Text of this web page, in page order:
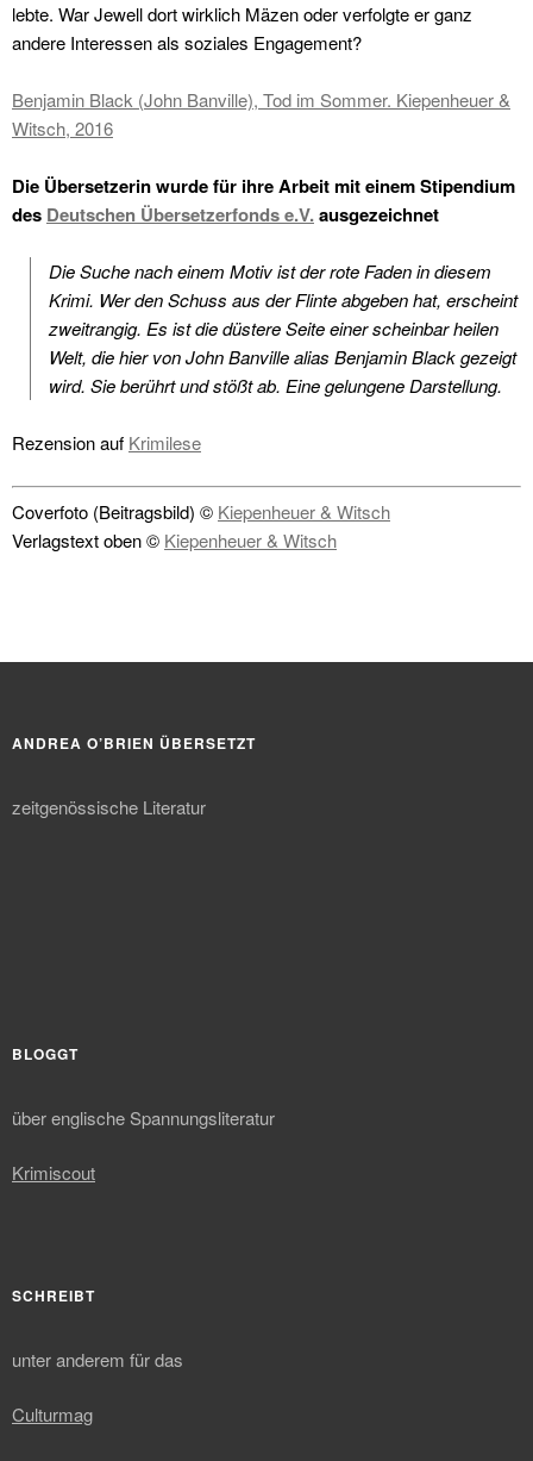
lebte. War Jewell dort wirklich Mäzen oder verfolgte er ganz
andere Interessen als soziales Engagement?
Benjamin Black (John Banville), Tod im Sommer. Kiepenheuer &
Witsch, 2016
Die Übersetzerin wurde für ihre Arbeit mit einem Stipendium
des Deutschen Übersetzerfonds e.V.ausgezeichnet
Die Suche nach einem Motiv ist der rote Faden in diesem
Krimi. Wer den Schuss aus der Flinte abgeben hat, erscheint
zweitrangig. Es ist die düstere Seite einer scheinbar heilen
Welt, die hier von John Banville alias Benjamin Black gezeigt
wird. Sie berührt und stößt ab. Eine gelungene Darstellung.
Rezension auf Krimilese
Coverfoto (Beitragsbild) © Kiepenheuer & Witsch
Verlagstext oben © Kiepenheuer & Witsch
ANDREA O’BRIEN ÜBERSETZT
zeitgenössische Literatur
BLOGGT
über englische Spannungsliteratur
Krimiscout
SCHREIBT
unter anderem für das
Culturmag